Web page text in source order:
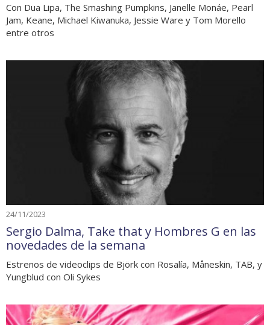
Con Dua Lipa, The Smashing Pumpkins, Janelle Monáe, Pearl
Jam, Keane, Michael Kiwanuka, Jessie Ware y Tom Morello
entre otros
24/11/2023
Sergio Dalma, Take that y Hombres G en las
novedades de la semana
Estrenos de videoclips de Björk con Rosalía, Måneskin, TAB, y
Yungblud con Oli Sykes